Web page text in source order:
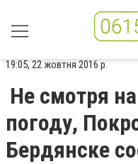
19:05, 22 жовтня 2016 р.
Не смотря
погоду,
Бердянске